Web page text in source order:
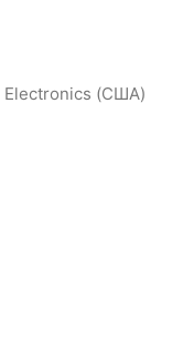
Electronics (США)